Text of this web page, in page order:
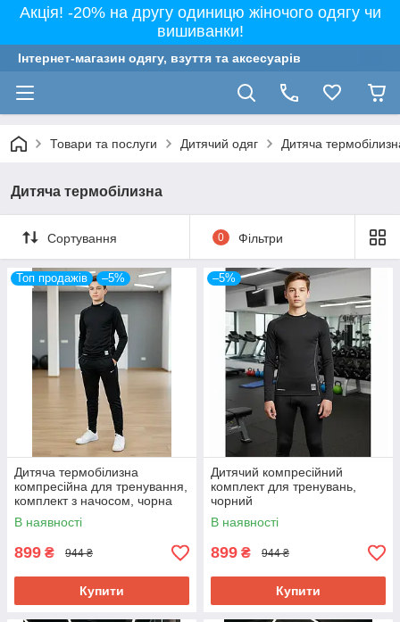
Акція! -20% на другу одиницю жіночого одягу чи
вишиванки!
Інтернет-магазин одягу, взуття та аксесуарів
Товари та послуги Дитячий одяг Дитяча
Дитяча термобілизна
Сортування 0 Фільтри
Топ продажів –5%
Дитяча термобілизна
компресійна для тренування,
комплект з начосом, чорна
В наявності
899 ₴ 944 ₴
Купити
–5%
Дитячий компресійний
комплект для тренувань,
чорний
В наявності
899 ₴ 944 ₴
Купити